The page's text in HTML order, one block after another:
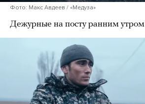
Фото: Макс Авдеев / «Медуза»
Дежурные на посту ранним утром